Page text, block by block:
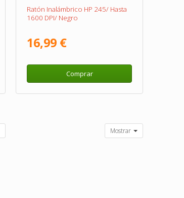
Ratón Inalámbrico HP 245/ Hasta
1600 DPI/ Negro
16,99 €
Comprar
Mostrar